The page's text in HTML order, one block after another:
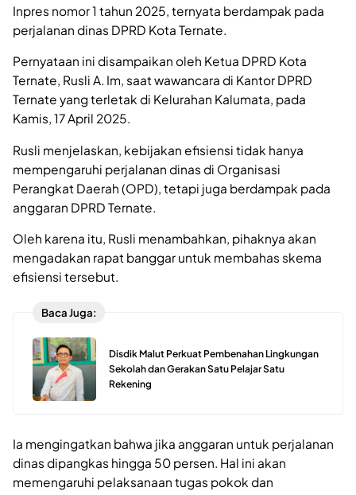
Inpres nomor 1 tahun 2025, ternyata berdampak pada
perjalanan dinas DPRD Kota Ternate.
Pernyataan ini disampaikan oleh Ketua DPRD Kota
Ternate, Rusli A. Im, saat wawancara di Kantor DPRD
Ternate yang terletak di Kelurahan Kalumata, pada
Kamis, 17 April 2025.
Rusli menjelaskan, kebijakan efisiensi tidak hanya
mempengaruhi perjalanan dinas di Organisasi
Perangkat Daerah (OPD), tetapi juga berdampak pada
anggaran DPRD Ternate.
Oleh karena itu, Rusli menambahkan, pihaknya akan
mengadakan rapat banggar untuk membahas skema
efisiensi tersebut.
Baca Juga:
Disdik Malut Perkuat Pembenahan Lingkungan
Sekolah dan Gerakan Satu Pelajar Satu
Rekening
Ia mengingatkan bahwa jika anggaran untuk perjalanan
dinas dipangkas hingga 50 persen. Hal ini akan
memengaruhi pelaksanaan tugas pokok dan